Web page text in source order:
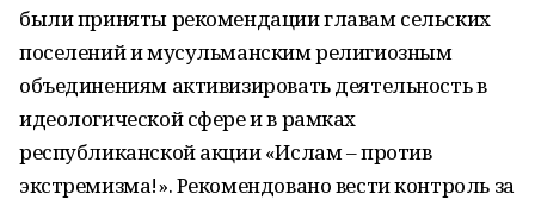
были приняты рекомендации главам сельских
поселений и мусульманским религиозным
объединениям активизировать деятельность в
идеологической сфере и в рамках
республиканской акции «Ислам – против
экстремизма!». Рекомендовано вести контроль за